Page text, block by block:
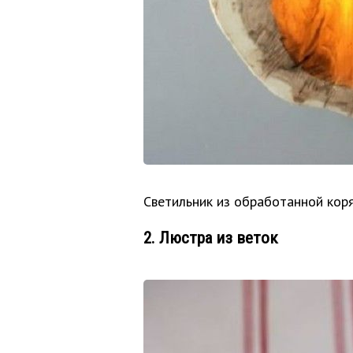
Светильник из обработанной
2. Люстра из веток